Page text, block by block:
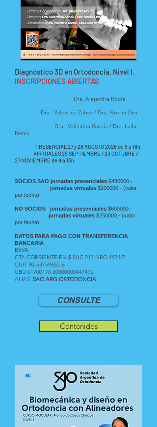
Diagnóstico 3D en Ortodoncia. Nivel I.
INSCRIPCIONES ABIERTAS
Dra. Alejandra Roura
Dra. Valentina Zabek / Dra. Noelia Oro
Dra. Valentina García / Dra. Laila
Nehin
PRESENCIAL 27 y 28 AGOSTO 2026 de 9 a 16h.
VIRTUALES 25 SEPTIEMBRE / 23 OCTUBRE /
27 NOVIEMBRE de 9 a 13h.
SOCIOS SAO jornadas presenciales $480000.-
jornadas virtuales $200000.- (valor
por fecha)
NO SOCIOS jornadas presenciales $600000.-
jornadas virtuales $250000.- (valor
por fecha)
DATOS PARA PAGO CON TRANSFERENCIA
BANCARIA
BBVA
CTA CORRIENTE EN $ SUC 017 NRO 4474/7
CUIT30-53759652-6
CBU 01700176 20000000447472
ALIAS: SAO.ARG.ORTODONCIA
CONSULTE
Contenidos